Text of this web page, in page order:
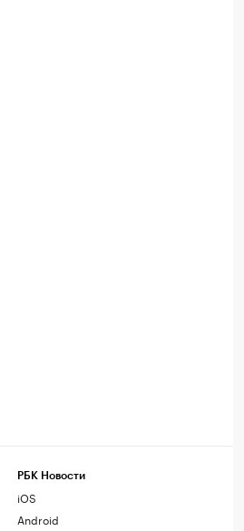
РБК Новости
iOS
Android